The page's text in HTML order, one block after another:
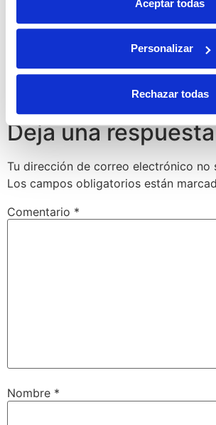
Aceptar todas
Personalizar
Rechazar todas
Conservas Serrats dice:
Enhorabuena Beatriz! Por lo que parece tu
un éxito! :-)
Deja una respuesta
Tu dirección de correo electrónico no
Los campos obligatorios están
Comentario *
Nombre *